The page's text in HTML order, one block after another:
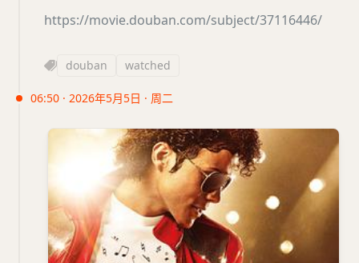
https://movie.douban.com/subject/37116446/
douban watched
06:50 · 2026年5月5日 · 周二